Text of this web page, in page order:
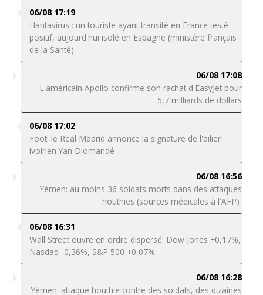
06/08 17:19
Hantavirus : un touriste ayant transité en France testé
positif, aujourd'hui isolé en Espagne (ministère français
de la Santé)
06/08 17:08
L'américain Apollo confirme son rachat d'EasyJet pour
5,7 milliards de dollars
06/08 17:02
Foot: le Real Madrid annonce la signature de l'ailier
ivoirien Yan Diomandé
06/08 16:56
Yémen: au moins 36 soldats morts dans des attaques
houthies (sources médicales à l'AFP)
06/08 16:31
Wall Street ouvre en ordre dispersé: Dow Jones +0,17%,
Nasdaq -0,36%, S&P 500 +0,07%
06/08 16:28
Yémen: attaque houthie contre des soldats, des dizaines